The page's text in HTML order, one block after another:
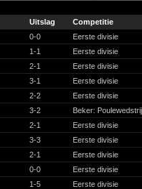
Uitslag
Competitie
0-0
Eerste divisie
1-1
Eerste divisie
2-1
Eerste divisie
3-1
Eerste divisie
2-2
Eerste divisie
3-2
Beker:
2-1
Eerste divisie
3-3
Eerste divisie
2-1
Eerste divisie
0-0
Eerste divisie
1-5
Eerste divisie